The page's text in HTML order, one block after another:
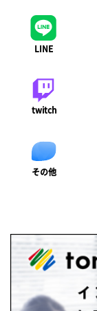
LINE
twitch
その他